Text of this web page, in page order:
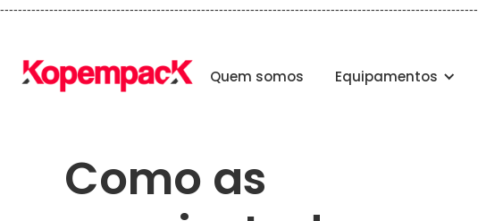
Quem somos Equipamentos
Como as